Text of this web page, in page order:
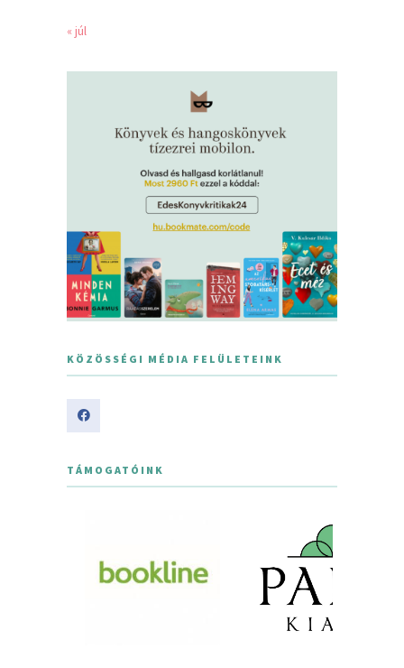
« júl
KÖZÖSSÉGI MÉDIA FELÜLETEINK
TÁMOGATÓINK